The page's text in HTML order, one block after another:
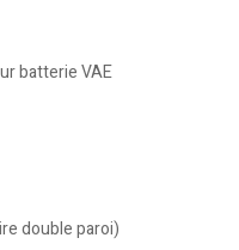
batterie VAE
double paroi)